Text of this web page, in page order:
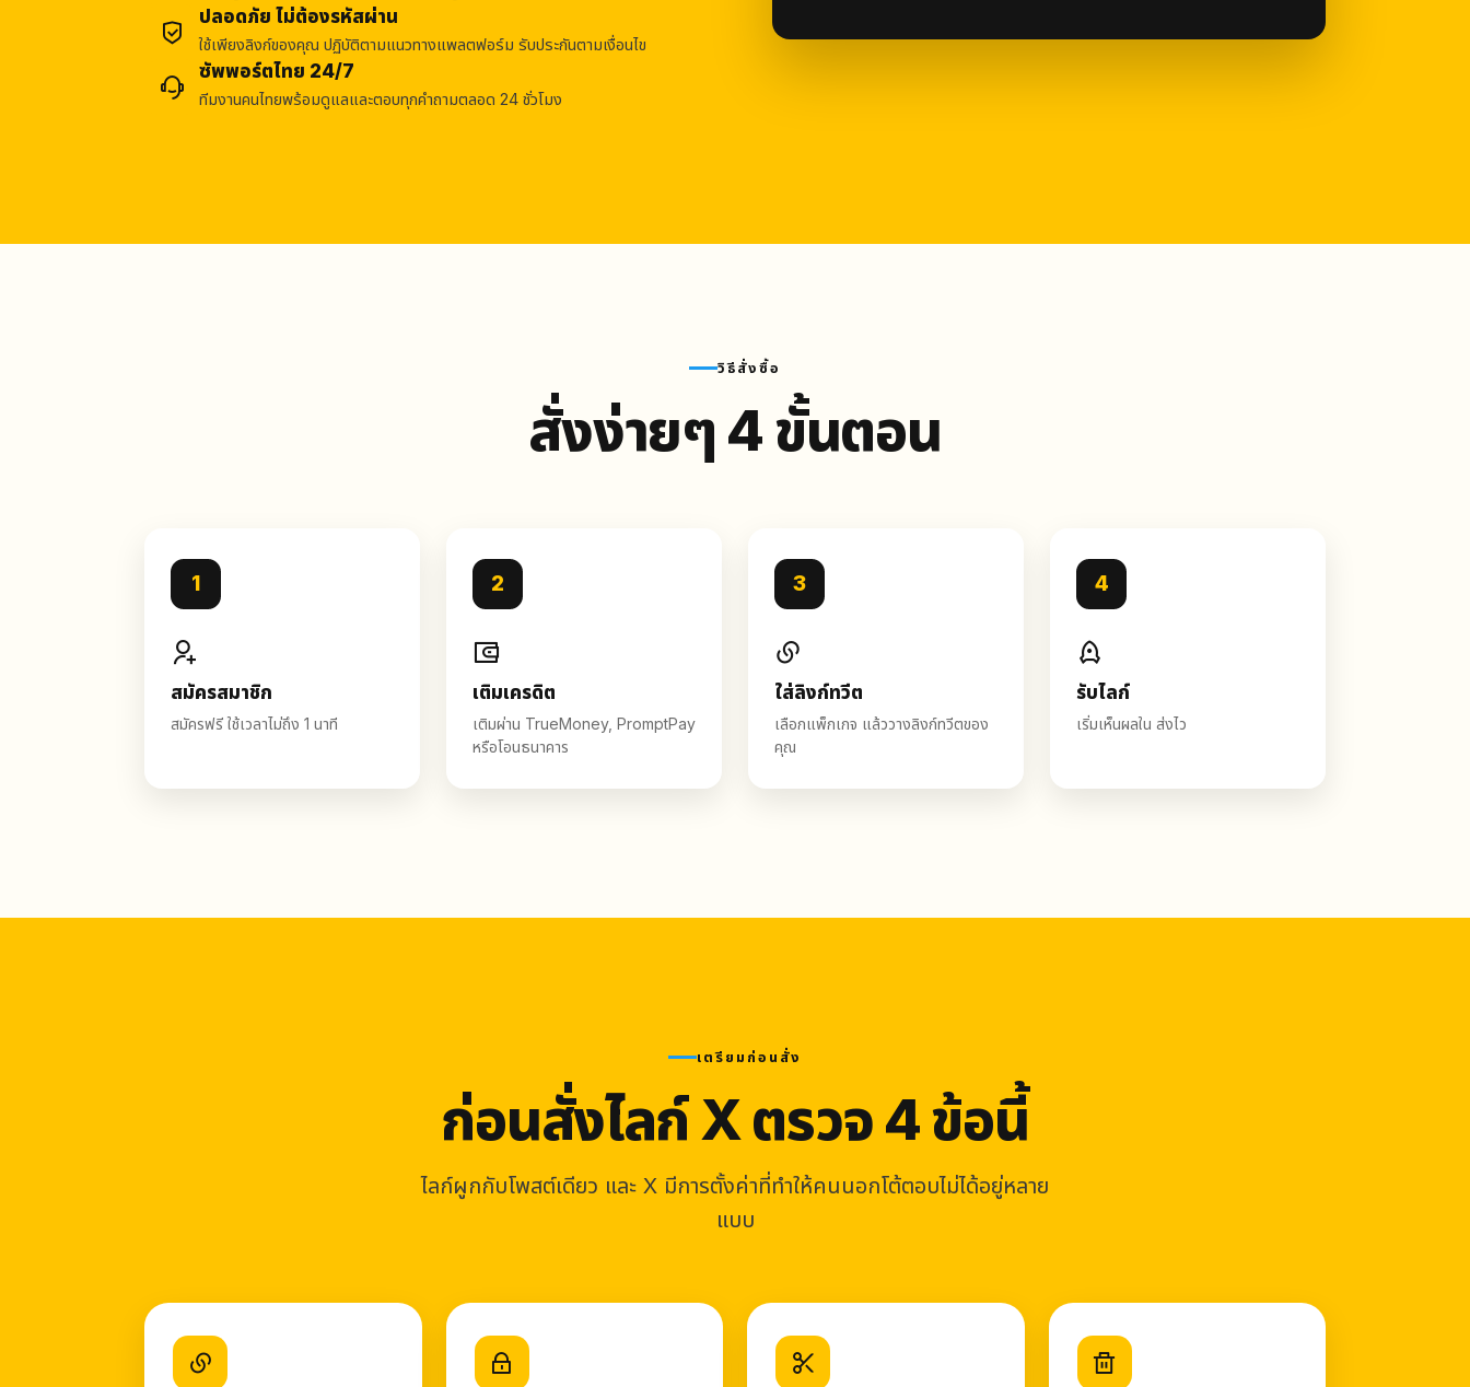
ปลอดภัย ไม่ต้องรหัสผ่าน
ใช้เพียงลิงก์ของคุณ ปฏิบัติตามแนวทางแพลตฟอร์ม รับประกันตามเงื่อนไข
ซัพพอร์ตไทย 24/7
ทีมงานคนไทยพร้อมดูแลและตอบทุกคำถามตลอด 24 ชั่วโมง
วิธีสั่งซื้อ
สั่งง่ายๆ 4 ขั้นตอน
1
สมัครสมาชิก
สมัครฟรี ใช้เวลาไม่ถึง 1 นาที
2
เติมเครดิต
เติมผ่าน TrueMoney, PromptPay
หรือโอนธนาคาร
3
ใส่ลิงก์ทวีต
เลือกแพ็กเกจ แล้ววางลิงก์ทวีตของ
คุณ
4
รับไลก์
เริ่มเห็นผลใน ส่งไว
เตรียมก่อนสั่ง
ก่อนสั่งไลก์ X ตรวจ 4 ข้อนี้
ไลก์ผูกกับโพสต์เดียว และ X มีการตั้งค่าที่ทำให้คนนอกโต้ตอบไม่ได้อยู่หลาย
แบบ